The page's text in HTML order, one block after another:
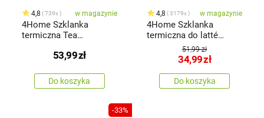
4,8 739x w magazynie
4Home Szklanka
termiczna Tea
53,99zł
Do koszyka
4,8 3179x w magazynie
4Home Szklanka
termiczna do latté
Hot&Cool 350 ml, 2 szt.
51,99 zł
34,99zł
Do koszyka
-33%